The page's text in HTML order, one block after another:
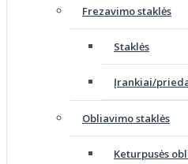
Frezavimo staklės
Staklės
Įrankiai/
Obliavimo staklės
Keturpusės